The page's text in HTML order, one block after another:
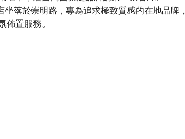
坐落於崇明路，專為追求極致質感的在地品牌，
佈置服務。